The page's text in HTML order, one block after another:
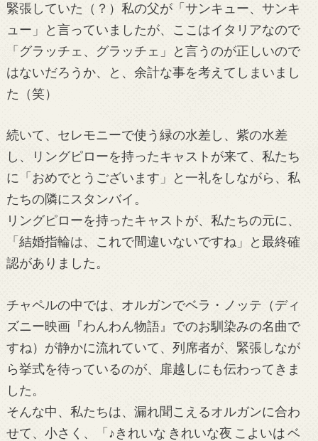
緊張していた（？）私の父が「サンキュー、サンキ
ュー」と言っていましたが、ここはイタリアなので
「グラッチェ、グラッチェ」と言うのが正しいので
はないだろうか、と、余計な事を考えてしまいまし
た（笑）
続いて、セレモニーで使う緑の水差し、紫の水差
し、リングピローを持ったキャストが来て、私たち
に「おめでとうございます」と一礼をしながら、私
たちの隣にスタンバイ。
リングピローを持ったキャストが、私たちの元に、
「結婚指輪は、これで間違いないですね」と最終確
認がありました。
チャペルの中では、オルガンでベラ・ノッテ（ディ
ズニー映画『わんわん物語』でのお馴染みの名曲で
すね）が静かに流れていて、列席者が、緊張しなが
ら挙式を待っているのが、扉越しにも伝わってきま
した。
そんな中、私たちは、漏れ聞こえるオルガンに合わ
せて、小さく、「♪きれいな きれいな夜 こよいは ベ